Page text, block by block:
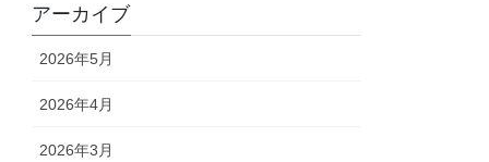
アーカイブ
2026年5月
2026年4月
2026年3月